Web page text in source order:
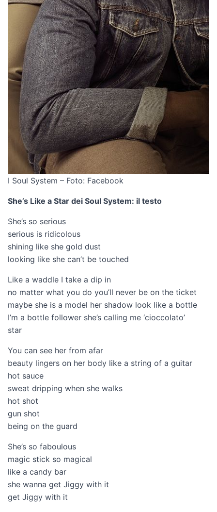
I Soul System – Foto: Facebook
She’s Like a Star dei Soul System: il testo
She’s so serious
serious is ridicolous
shining like she gold dust
looking like she can’t be touched
Like a waddle I take a dip in
no matter what you do you’ll never be on the ticket
maybe she is a model her shadow look like a bottle
I’m a bottle follower she’s calling me ‘cioccolato’
star
You can see her from afar
beauty lingers on her body like a string of a guitar
hot sauce
sweat dripping when she walks
hot shot
gun shot
being on the guard
She’s so faboulous
magic stick so magical
like a candy bar
she wanna get Jiggy with it
get Jiggy with it